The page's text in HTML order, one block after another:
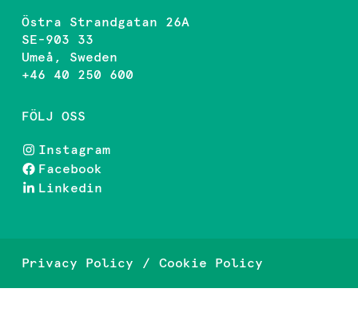
Östra Strandgatan 26A
SE-903 33
Umeå, Sweden
+46 40 250 600
FÖLJ OSS
Instagram
Facebook
Linkedin
Privacy Policy Cookie Policy